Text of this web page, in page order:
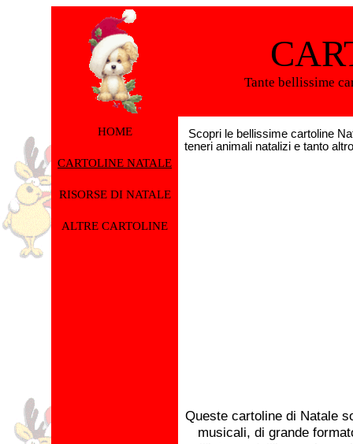
Tante bellissime
HOME
CARTOLINE NATALE
RISORSE DI NATALE
ALTRE CARTOLINE
Scopri le bellissime cartoline
teneri animali natalizi e tanto
Queste cartoline di Natale
musicali, di grande